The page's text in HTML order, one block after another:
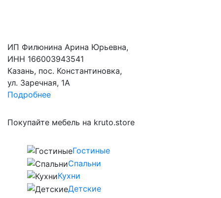
ИП Филюнина Арина Юрьевна,
ИНН 166003943541
Казань, пос. Константиновка,
ул. Заречная, 1А
Подробнее
Покупайте мебель на kruto.store
Гостиные
Спальни
Кухни
Детские